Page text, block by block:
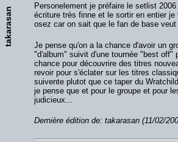
takarasan
Personelement je préfaire le setlist
écriture très finne et le sortir en entier
osez car on sait que le fan de base
Je pense qu'on a la chance d'avoir un
"d'album" suivit d'une tournée "best off"
chance pour découvrire des titres
revoir pour s'éclater sur les titres
suivente plutot que ce taper du
je pense que et pour le groupe et pour
judicieux...
Dernière édition de: takarasan (11/02/